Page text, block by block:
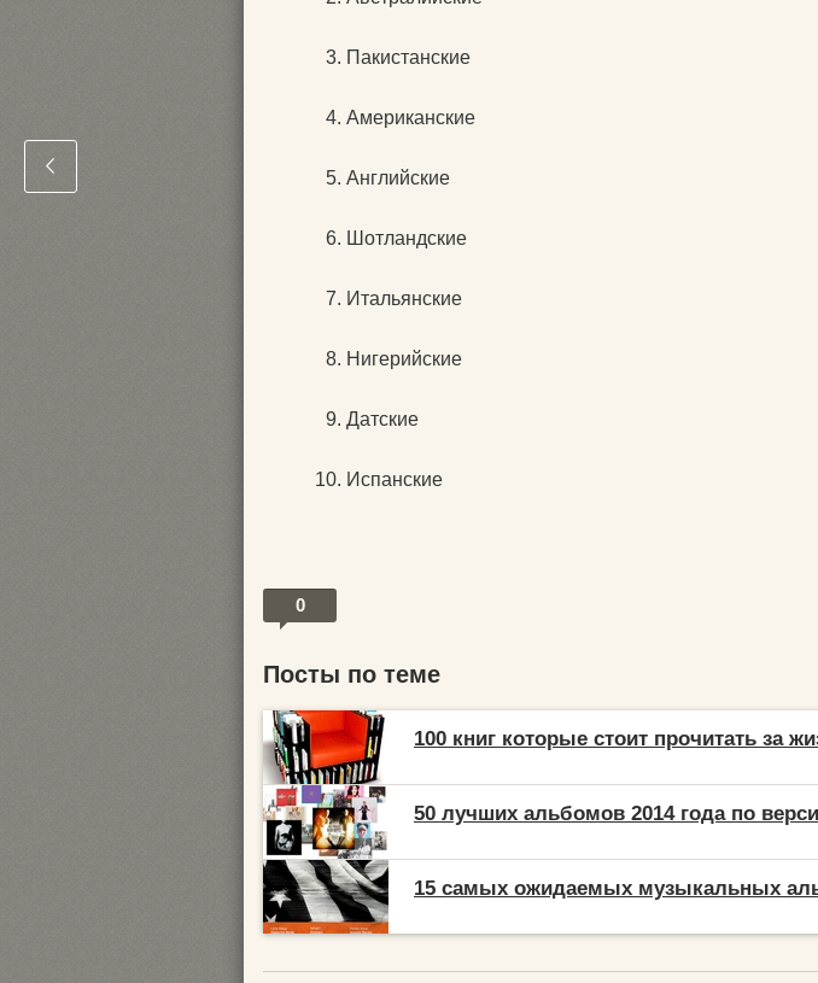
Пакистанские
Американские
Английские
Шотландские
Итальянские
Нигерийские
Датские
Испанские
0
Посты по теме
100 книг которые стоит прочитать за
50 лучших альбомов 2014 года по
15 самых ожидаемых музыкальных